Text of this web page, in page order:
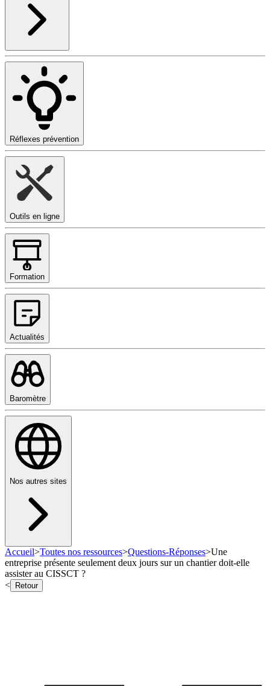
Réflexes prévention
Outils en ligne
Formation
Actualités
Baromètre
Nos autres sites
Accueil>Toutes nos ressources>Questions-Réponses>Une
entreprise présente seulement deux jours sur un chantier doit-elle
assister au CISSCT ?
<
Retour